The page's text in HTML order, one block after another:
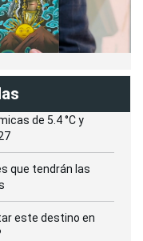
de 5.4 °C y
que tendrán las
este destino en